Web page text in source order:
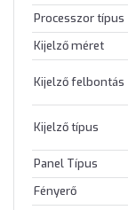
Processzor típus
Kijelző méret
Kijelző felbontás
Kijelző típus
Panel Típus
Fényerő